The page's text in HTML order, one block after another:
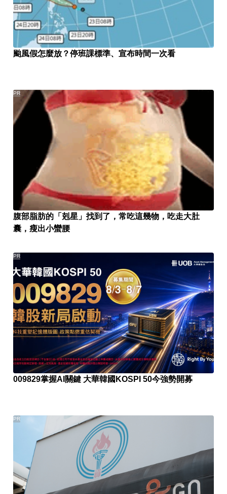
颱風假怎麼放？停班課標準、宣布時間一次看
腹部脂肪的「剋星」找到了，常吃這幾物，吃走大肚
囊，瘦出小蠻腰
PR
009829掌握AI關鍵 大華韓國KOSPI 50今強勢開募
PR
PR